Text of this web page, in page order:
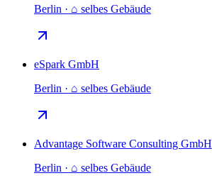
Berlin · ⌂ selbes Gebäude
eSpark GmbH
Berlin · ⌂ selbes Gebäude
Advantage Software Consulting GmbH
Berlin · ⌂ selbes Gebäude